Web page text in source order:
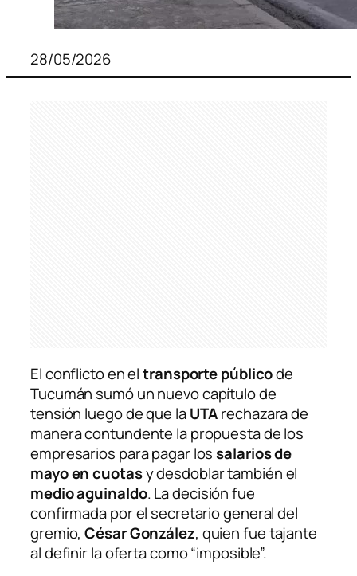
28/05/2026
El conflicto en eltransporte públicode
Tucumán sumó un nuevo capítulo de
tensión luego de que laUTArechazara de
manera contundente la propuesta de los
empresarios para pagar lossalarios de
mayo en cuotasy desdoblar también el
medio aguinaldo. La decisión fue
confirmada por el secretario general del
gremio,César González, quien fue tajante
al definir la oferta como “imposible”.